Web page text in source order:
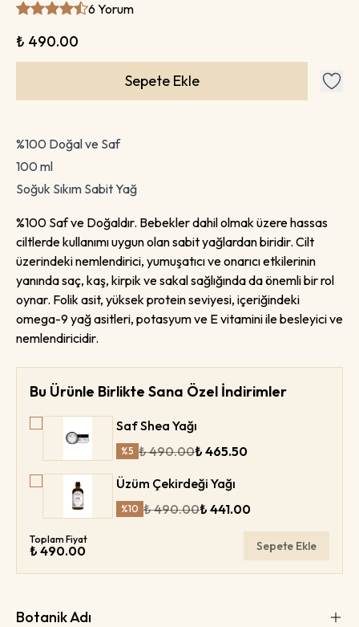
6 Yorum
₺ 490.00
Sepete Ekle
%100 Doğal ve Saf
100 ml
Soğuk Sıkım Sabit Yağ
%100 Saf ve Doğaldır. Bebekler dahil olmak üzere hassas
ciltlerde kullanımı uygun olan sabit yağlardan biridir. Cilt
üzerindeki nemlendirici, yumuşatıcı ve onarıcı etkilerinin
yanında saç, kaş, kirpik ve sakal sağlığında da önemli bir rol
oynar. Folik asit, yüksek protein seviyesi, içeriğindeki
omega-9 yağ asitleri, potasyum ve E vitamini ile besleyici ve
nemlendiricidir.
Bu Ürünle Birlikte Sana Özel İndirimler
Saf Shea Yağı
%5 ₺ 490.00₺ 465.50
Üzüm Çekirdeği Yağı
%10 ₺ 490.00₺ 441.00
Toplam Fiyat
₺ 490.00 Sepete Ekle
Botanik Adı